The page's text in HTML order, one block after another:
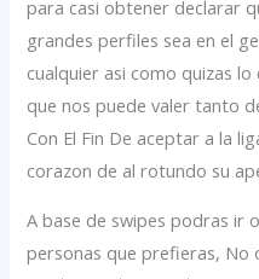
para casi obtener declarar
grandes perfiles sea en el
cualquier asi como quizas
que nos puede valer tanto
Con El Fin De aceptar a la
corazon de al rotundo su
A base de swipes podras ir
personas que prefieras,